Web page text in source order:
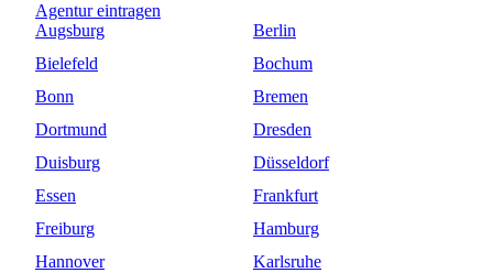
Agentureintragen
Augsburg
Berlin
Bielefeld
Bochum
Bonn
Bremen
Dortmund
Dresden
Duisburg
Düsseldorf
Essen
Frankfurt
Freiburg
Hamburg
Hannover
Karlsruhe